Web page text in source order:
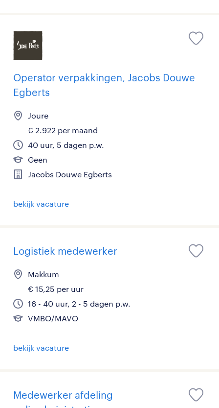
Operator verpakkingen, Jacobs Douwe
Egberts
Joure
€ 2.922 per maand
40 uur, 5 dagen p.w.
Geen
Jacobs Douwe Egberts
bekijk vacature
Logistiek medewerker
Makkum
€ 15,25 per uur
16 - 40 uur, 2 - 5 dagen p.w.
VMBO/MAVO
bekijk vacature
Medewerker afdeling